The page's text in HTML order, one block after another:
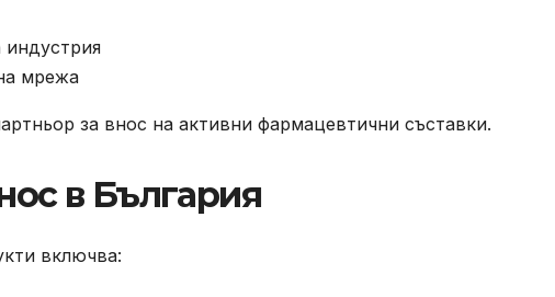
индустрия
мрежа
за внос на активни фармацевтични съставки.
в България
включва: